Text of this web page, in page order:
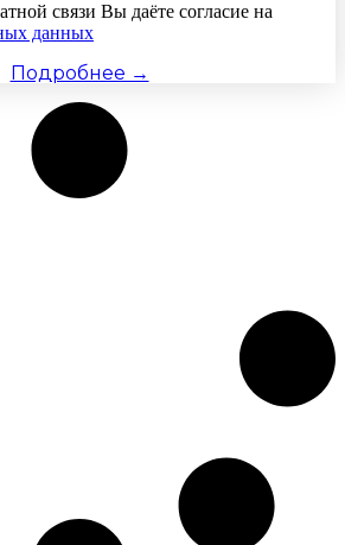
связи Вы даёте согласие на
данных
Подробнее →